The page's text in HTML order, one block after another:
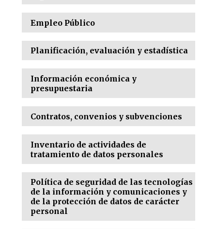
Empleo Público
Planificación, evaluación y estadística
Información económica y
presupuestaria
Contratos, convenios y subvenciones
Inventario de actividades de
tratamiento de datos personales
Política de seguridad de las tecnologías
de la información y comunicaciones y
de la protección de datos de carácter
personal